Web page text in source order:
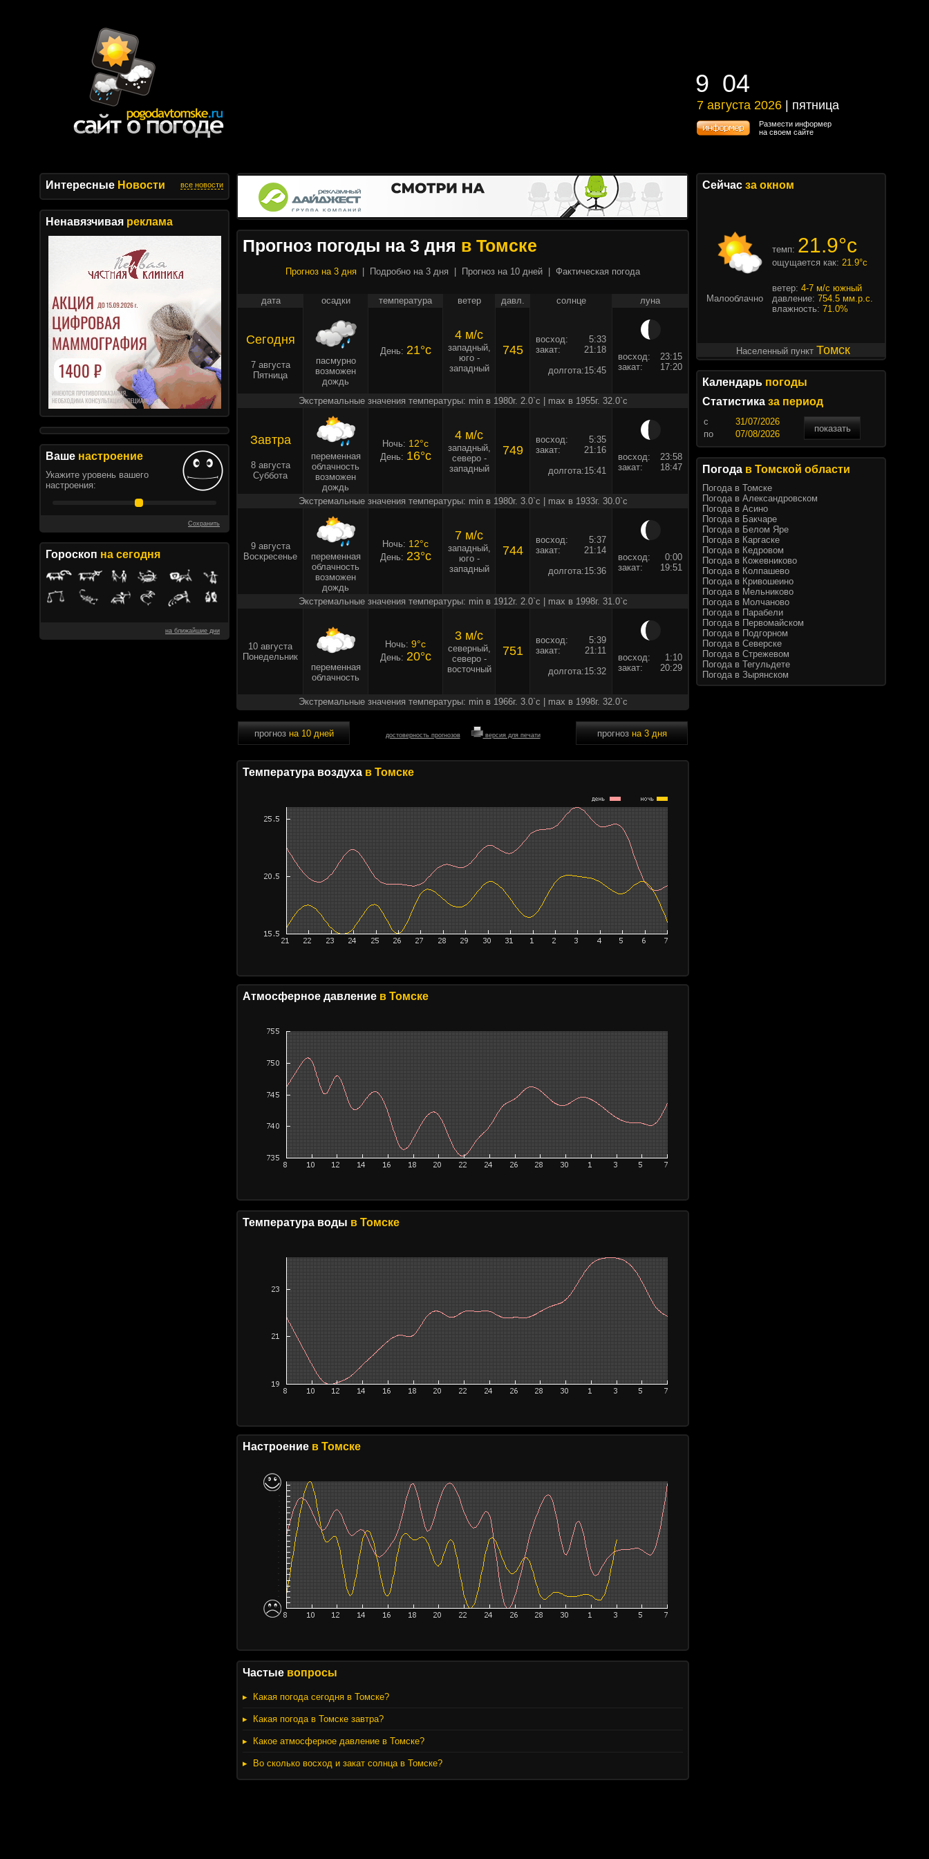
9 04
9 04
7 августа 2026 | пятница
7 августа 2026 | пятница
Размести информер
на своем сайте
Интересные Новости все новости
Ненавязчивая реклама
Ваше настроение
Укажите уровень вашего
настроения:
Сохранить
Гороскоп на сегодня
на ближайшие дни
Прогноз погоды на 3 дня в Томске
Прогноз на 3 дня Подробно на 3 дня Прогноз на 10 дней Фактическая погода
дата осадки температура ветер давл. солнце луна
Сегодня
7 августа
Пятница
пасмурно
возможен
дождь
День: 21°c
4 м/c
западный,
юго -
западный
745
восход:
5:33
закат:
21:18
долгота:15:45
восход:
23:15
закат:
17:20
Экстремальные значения температуры: min в 1980г. 2.0`c | max в 1955г. 32.0`c
Завтра
8 августа
Суббота
переменная
облачность
возможен
дождь
Ночь: 12°c
День: 16°c
4 м/c
западный,
северо -
западный
749
восход:
5:35
закат:
21:16
долгота:15:41
восход:
23:58
закат:
18:47
Экстремальные значения температуры: min в 1980г. 3.0`c | max в 1933г. 30.0`c
9 августа
Воскресенье
переменная
облачность
возможен
дождь
Ночь: 12°c
День: 23°c
7 м/c
западный,
юго -
западный
744
восход:
5:37
закат:
21:14
долгота:15:36
восход:
0:00
закат:
19:51
Экстремальные значения температуры: min в 1912г. 2.0`c | max в 1998г. 31.0`c
10 августа
Понедельник
переменная
облачность
Ночь: 9°c
День: 20°c
3 м/c
северный,
северо -
восточный
751
восход:
5:39
закат:
21:11
долгота:15:32
восход:
1:10
закат:
20:29
Экстремальные значения температуры: min в 1966г. 3.0`c | max в 1998г. 32.0`c
прогноз на 10 дней достоверность прогнозов версия для печати прогноз на 3 дня
Температура воздуха в Томске
Атмосферное давление в Томске
Температура воды в Томске
Настроение в Томске
Частые вопросы
Какая погода сегодня в Томске?
Какая погода в Томске завтра?
Какое атмосферное давление в Томске?
Во сколько восход и закат солнца в Томске?
Сейчас за окном
темп: 21.9°c
ощущается как: 21.9°c
Малооблачно
ветер: 4-7 м/с южный
давление: 754.5 мм.р.с.
влажность: 71.0%
Населенный пункт Томск
Календарь погоды
Статистика за период
c
показать
по
Погода в Томской области
Погода в Томске
Погода в Александровском
Погода в Асино
Погода в Бакчаре
Погода в Белом Яре
Погода в Каргаске
Погода в Кедровом
Погода в Кожевниково
Погода в Колпашево
Погода в Кривошеино
Погода в Мельниково
Погода в Молчаново
Погода в Парабели
Погода в Первомайском
Погода в Подгорном
Погода в Северске
Погода в Стрежевом
Погода в Тегульдете
Погода в Зырянском